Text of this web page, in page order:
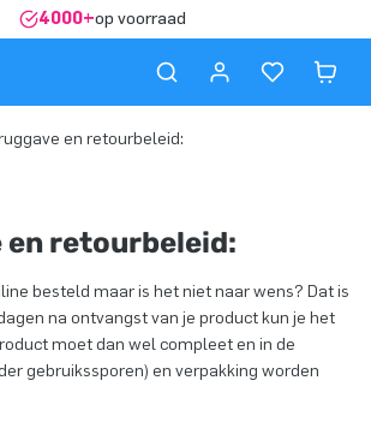
4000+op voorraad
en retourbeleid:
en retourbeleid:
besteld maar is het niet naar wens? Dat is
na ontvangst van je product kun je het
moet dan wel compleet en in de
gebruikssporen) en verpakking worden